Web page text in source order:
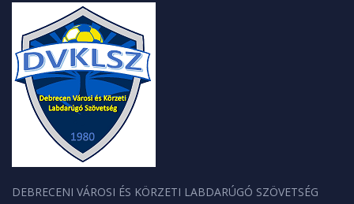
DEBRECENI VÁROSI ÉS KÖRZETI LABDARÚGÓ SZÖVETSÉG